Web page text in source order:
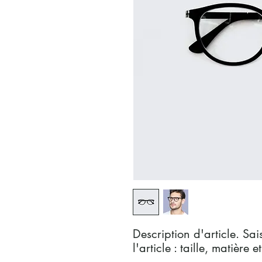
Description d'article.
l'article : taille, matière